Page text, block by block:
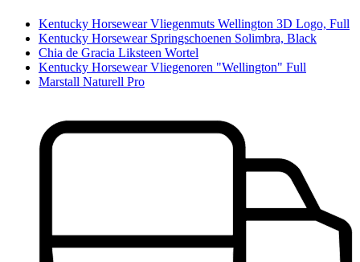
Kentucky Horsewear Vliegenmuts Wellington 3D Logo, Full
Kentucky Horsewear Springschoenen Solimbra, Black
Chia de Gracia Liksteen Wortel
Kentucky Horsewear Vliegenoren "Wellington" Full
Marstall Naturell Pro